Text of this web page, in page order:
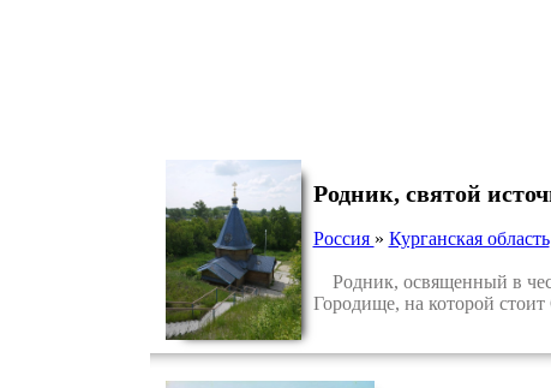
Родник, святой
Россия » Курганская область
Родник, освященный в
Городище, на которой